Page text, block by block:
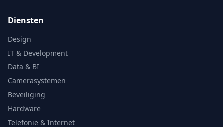
Diensten
Design
IT & Development
Data & BI
Camerasystemen
Beveiliging
Hardware
Telefonie & Internet